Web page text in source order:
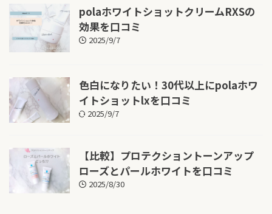
polaホワイトショットクリームRXSの
効果を口コミ
2025/9/7
色白になりたい！30代以上にpolaホワ
イトショットlxを口コミ
2025/9/7
【比較】プロテクショントーンアップ
ローズとパールホワイトを口コミ
2025/8/30